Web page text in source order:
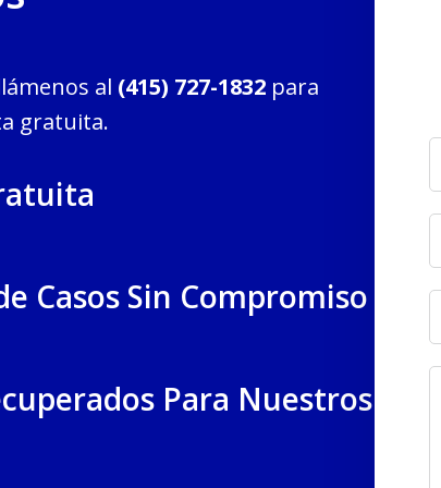
al (415) 727-1832 para
gratuita.
Casos Sin Compromiso
Para Nuestros